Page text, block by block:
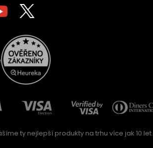
ty nejlepší produkty na trhu více jak 10 let.